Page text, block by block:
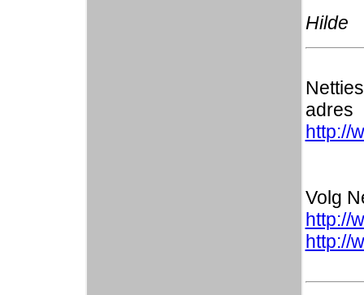
Hilde
adres
http://
Volg
http://
http://